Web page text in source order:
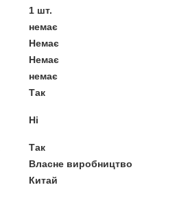
1 шт.
немає
Немає
Немає
немає
Так
Ні
Так
Власне виробництво
Китай